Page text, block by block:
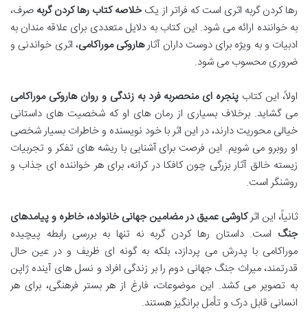
رها کردن گربه اثری است که فراتر از یکخلاصه کتاب رها کردن گربه صرف،
به خواننده ارائه می شود. این کتاب به دلایل متعددی برای علاقه مندان به
ادبیات و به ویژه برای دوست داران آثارهاروکی موراکامی، اثری خواندنی و
ضروری محسوب می شود.
اولاً، این کتاب پنجره ای منحصربه فرد به زندگی و روان هاروکی موراکامی
می گشاید. برخلاف بسیاری از رمان های او که شخصیت های داستانی
خیالی محوریت دارند، در این اثر با خود نویسنده و خاطرات بسیار شخصی
او روبرو می شویم. این فرصت برای آشنایی با ریشه های تفکر و تجربیات
زیسته خالق آثار بزرگی چون کافکا در کرانه، برای هر خواننده ای جذاب و
روشنگر است.
ثانیاً، این اثرکاوشی عمیق در مضامین جهانی خانواده، خاطره و پیامدهای
جنگ است. داستان رها کردن گربه نه تنها به بررسی رابطه پیچیده
موراکامی با پدرش می پردازد، بلکه به گونه ای ظریف و در عین حال
قدرتمند، میراث جنگ جهانی دوم را بر زندگی افراد و نسل های آینده ژاپن
به تصویر می کشد. این موضوعات، فارغ از هر بستر فرهنگی، برای هر
انسانی قابل درک و تأمل برانگیز هستند.